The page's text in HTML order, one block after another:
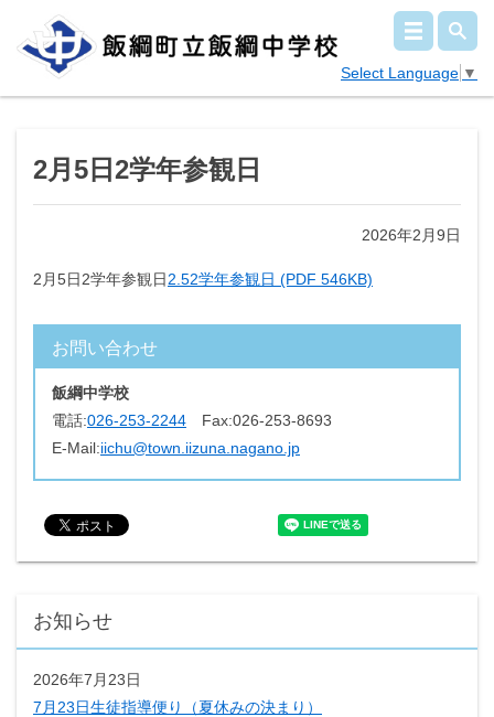
Select Language ▼
2月5日2学年参観日
2026年2月9日
2月5日2学年参観日2.52学年参観日 (PDF 546KB)
お問い合わせ
飯綱中学校
電話:026-253-2244 Fax:026-253-8693
E-Mail:iichu@town.iizuna.nagano.jp
お知らせ
2026年7月23日
7月23日生徒指導便り（夏休みの決まり）